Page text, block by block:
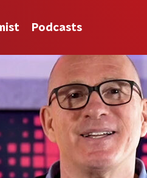
Podcasts